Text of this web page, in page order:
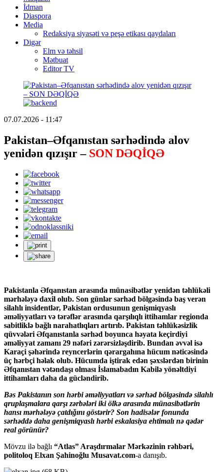
İdman
Diaspora
Media
Redaksiya siyasəti və peşə etikası qaydaları
Digər
Elm və təhsil
Mətbuat
Editor TV
07.07.2026 - 11:47
Pakistan–Əfqanıstan sərhədində alov
yenidən qızışır – SON DƏQİQƏ
Pakistanla Əfqanıstan arasında münasibətlər yenidən təhlükəli
mərhələyə daxil olub. Son günlər sərhəd bölgəsində baş verən
silahlı insidentlər, Pakistan ordusunun genişmiqyaslı
əməliyyatları və tərəflər arasında qarşılıqlı ittihamlar regionda
sabitliklə bağlı narahatlıqları artırıb. Pakistan təhlükəsizlik
qüvvələri Əfqanıstanla sərhəd boyunca həyata keçirdiyi
əməliyyat zamanı 29 nəfəri zərərsizləşdirib. Bundan əvvəl isə
Karaçi şəhərində reyncerlərin qərargahına hücum nəticəsində
üç hərbçi həlak olub. Hücumda iştirak edən şəxslərdən birinin
Əfqanıstan vətəndaşı olması İslamabadın Kabilə yönəltdiyi
ittihamları daha da gücləndirib.
Bəs Pakistanın son hərbi əməliyyatları və sərhəd bölgəsində silahlı
qruplaşmalara qarşı zərbələri iki ölkə arasında münasibətlərin
hansı mərhələyə çatdığını göstərir? Son hadisələr fonunda
sərhəddə daha genişmiqyaslı hərbi eskalasiya ehtimalı nə qədər
real görünür?
Mövzu ilə bağlı “Atlas” Araşdırmalar Mərkəzinin rəhbəri,
politoloq Elxan Şahinoğlu Musavat.com-a danışıb.